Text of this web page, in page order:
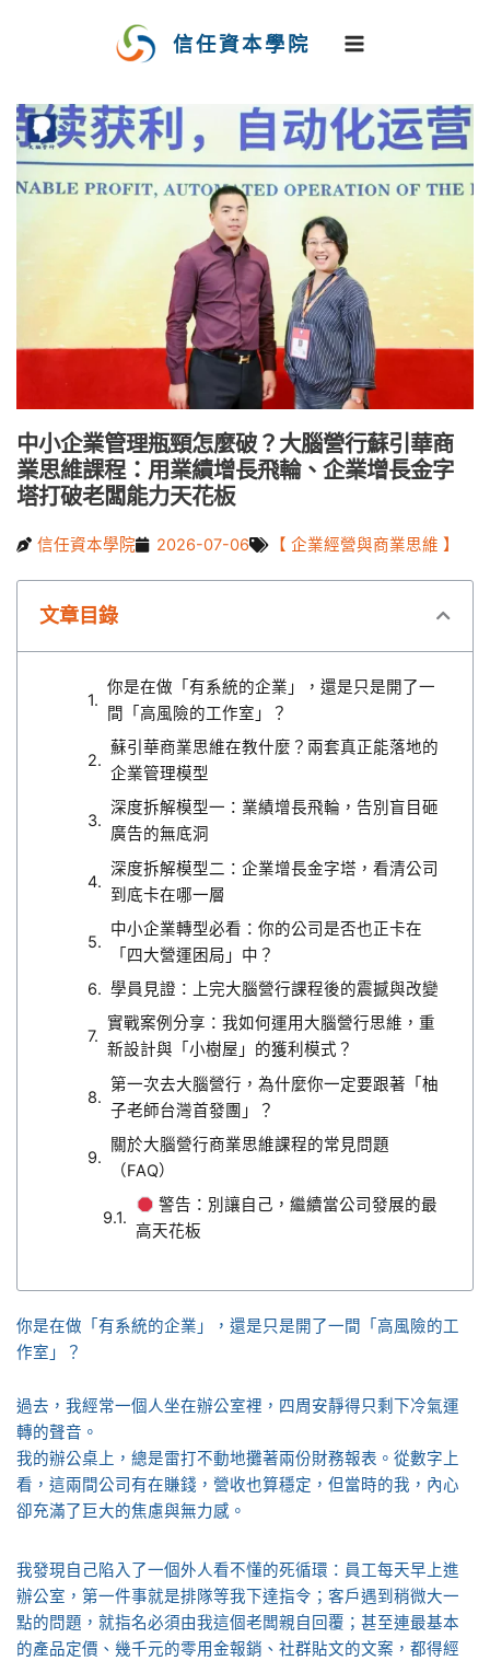
信任資本學院
中小企業管理瓶頸怎麼破？大腦營行蘇引華商
業思維課程：用業績增長飛輪、企業增長金字
塔打破老闆能力天花板
信任資本學院 2026-07-06 【 企業經營與商業思維 】
文章目錄
你是在做「有系統的企業」，還是只是開了一
間「高風險的工作室」？
蘇引華商業思維在教什麼？兩套真正能落地的
企業管理模型
深度拆解模型一：業績增長飛輪，告別盲目砸
廣告的無底洞
深度拆解模型二：企業增長金字塔，看清公司
到底卡在哪一層
中小企業轉型必看：你的公司是否也正卡在
「四大營運困局」中？
學員見證：上完大腦營行課程後的震撼與改變
實戰案例分享：我如何運用大腦營行思維，重
新設計與「小樹屋」的獲利模式？
第一次去大腦營行，為什麼你一定要跟著「柚
子老師台灣首發團」？
關於大腦營行商業思維課程的常見問題
（FAQ）
警告：別讓自己，繼續當公司發展的最
高天花板
你是在做「有系統的企業」，還是只是開了一間「高風險的工
作室」？
過去，我經常一個人坐在辦公室裡，四周安靜得只剩下冷氣運
轉的聲音。
我的辦公桌上，總是雷打不動地攤著兩份財務報表。從數字上
看，這兩間公司有在賺錢，營收也算穩定，但當時的我，內心
卻充滿了巨大的焦慮與無力感。
我發現自己陷入了一個外人看不懂的死循環：員工每天早上進
辦公室，第一件事就是排隊等我下達指令；客戶遇到稍微大一
點的問題，就指名必須由我這個老闆親自回覆；甚至連最基本
的產品定價、幾千元的零用金報銷、社群貼文的文案，都得經